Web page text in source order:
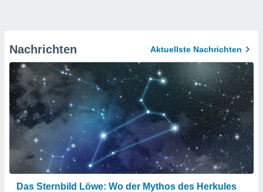
Nachrichten Aktuellste Nachrichten
Das Sternbild Löwe: Wo der Mythos des Herkules